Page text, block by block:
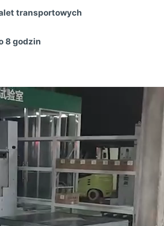
transportowych
8 godzin